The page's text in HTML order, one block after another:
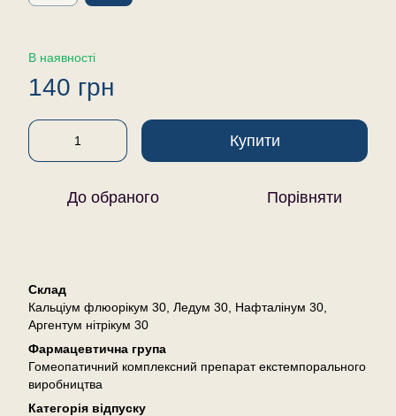
В наявності
140 грн
Купити
До обраного Порівняти
Склад
Кальціум флюорікум 30, Ледум 30, Нафталінум 30,
Аргентум нітрікум 30
Фармацевтична група
Гомеопатичний комплексний препарат екстемпорального
виробництва
Категорія відпуску